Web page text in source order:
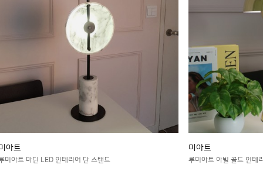
아트
미아트 마딘 LED 인테리어 단 스탠드
미아트
루미아트 아빌 골드 인테